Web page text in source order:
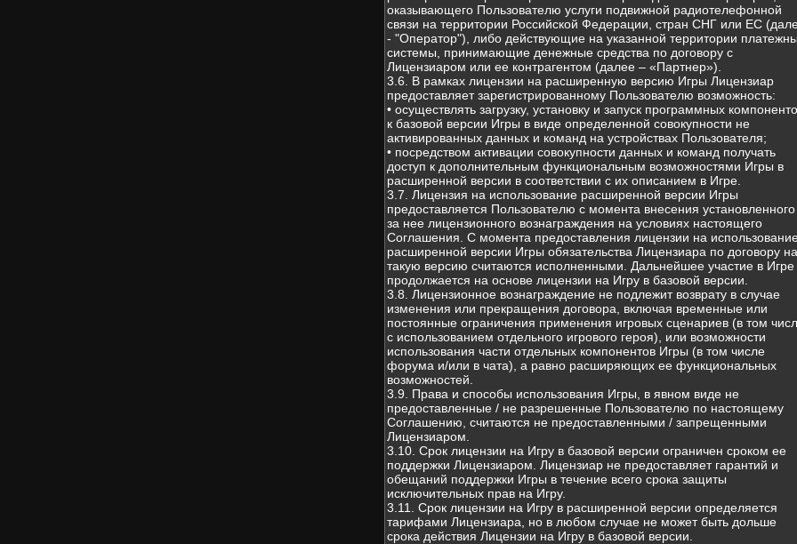
оказывающего Пользователю услуги подвижной радиотелефонной
связи на территории Российской Федерации, стран СНГ или ЕС
- "Оператор"), либо действующие на указанной территории
системы, принимающие денежные средства по договору с
Лицензиаром или ее контрагентом (далее – «Партнер»).
3.6. В рамках лицензии на расширенную версию Игры Лицензиар
предоставляет зарегистрированному Пользователю возможность:
• осуществлять загрузку, установку и запуск программных
к базовой версии Игры в виде определенной совокупности не
активированных данных и команд на устройствах Пользователя;
• посредством активации совокупности данных и команд получать
доступ к дополнительным функциональным возможностями Игры в
расширенной версии в соответствии с их описанием в Игре.
3.7. Лицензия на использование расширенной версии Игры
предоставляется Пользователю с момента внесения установленного
за нее лицензионного вознаграждения на условиях настоящего
Соглашения. С момента предоставления лицензии на
расширенной версии Игры обязательства Лицензиара по договору на
такую версию считаются исполненными. Дальнейшее участие в Игре
продолжается на основе лицензии на Игру в базовой версии.
3.8. Лицензионное вознаграждение не подлежит возврату в случае
изменения или прекращения договора, включая временные или
постоянные ограничения применения игровых сценариев (в том
с использованием отдельного игрового героя), или возможности
использования части отдельных компонентов Игры (в том числе
форума и/или в чата), а равно расширяющих ее функциональных
возможностей.
3.9. Права и способы использования Игры, в явном виде не
предоставленные / не разрешенные Пользователю по настоящему
Соглашению, считаются не предоставленными / запрещенными
Лицензиаром.
3.10. Срок лицензии на Игру в базовой версии ограничен сроком ее
поддержки Лицензиаром. Лицензиар не предоставляет гарантий и
обещаний поддержки Игры в течение всего срока защиты
исключительных прав на Игру.
3.11. Срок лицензии на Игру в расширенной версии определяется
тарифами Лицензиара, но в любом случае не может быть дольше
срока действия Лицензии на Игру в базовой версии.